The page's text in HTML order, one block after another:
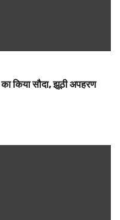
का किया सौदा, झूठी अपहरण